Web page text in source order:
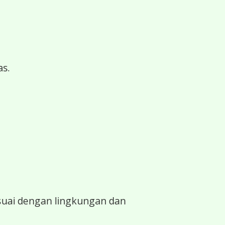
dengan lingkungan dan